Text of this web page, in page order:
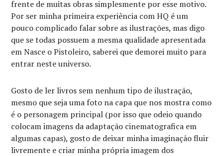
frente de muitas obras simplesmente por esse motivo.
Por ser minha primeira experiência com HQ é um
pouco complicado falar sobre as ilustrações, mas digo
que se todas possuem a mesma qualidade apresentada
em Nasce o Pistoleiro, saberei que demorei muito para
entrar neste universo.
Gosto de ler livros sem nenhum tipo de ilustração,
mesmo que seja uma foto na capa que nos mostra como
é o personagem principal (por isso que odeio quando
colocam imagens da adaptação cinematografica em
algumas capas), gosto de deixar minha imaginação fluir
livremente e criar minha própria imagem dos